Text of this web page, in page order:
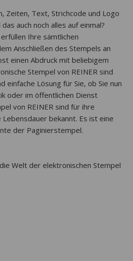
Zeiten, Text, Strichcode und Logo
auch noch alles auf einmal?
Ihre sämtlichen
Anschließen des Stempels an
einen Abdruck mit beliebigem
Stempel von REINER sind
einfache Lösung für Sie, ob Sie nun
oder im öffentlichen Dienst
von REINER sind für ihre
bekannt. Es ist eine
der Paginierstempel.
Welt der elektronischen Stempel